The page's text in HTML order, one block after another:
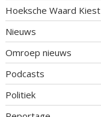
Hoeksche Waard Kiest
Nieuws
Omroep nieuws
Podcasts
Politiek